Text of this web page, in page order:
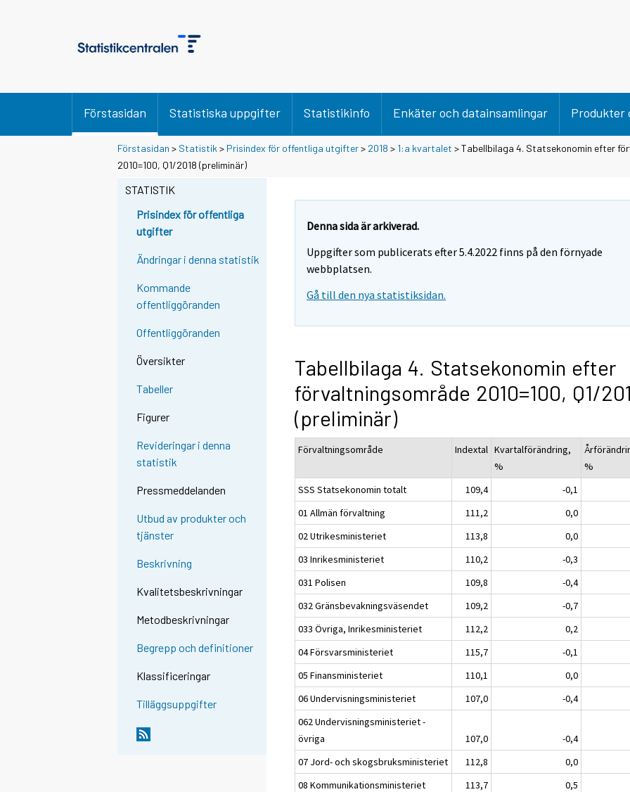
Förstasidan Statistiska uppgifter Statistikinfo Enkäter och datainsamlingar Produkter
Förstasidan > Statistik > Prisindex för offentliga utgifter> 2018 > 1:a kvartalet > Tabellbilaga 4. Statsekonomin efter
2010=100, Q1/2018 (preliminär)
STATISTIK
Prisindex för offentliga
utgifter
Ändringar i denna statistik
Kommande
offentliggöranden
Offentliggöranden
Översikter
Tabeller
Figurer
Revideringar i denna
statistik
Pressmeddelanden
Utbud av produkter och
tjänster
Beskrivning
Kvalitetsbeskrivningar
Metodbeskrivningar
Begrepp och definitioner
Klassificeringar
Tilläggsuppgifter
Denna sida är arkiverad.
Uppgifter som publicerats efter 5.4.2022 finns på den förnyade
webbplatsen.
Gå till den nya statistiksidan.
Tabellbilaga 4. Statsekonomin efter
förvaltningsområde 2010=100, Q1/
(preliminär)
Förvaltningsområde Indextal Kvartalförändring,
%
%
SSS Statsekonomin totalt
109,4
-0,1
01 Allmän förvaltning
111,2
0,0
02 Utrikesministeriet
113,8
0,0
03 Inrikesministeriet
110,2
-0,3
031 Polisen
109,8
-0,4
032 Gränsbevakningsväsendet
109,2
-0,7
033 Övriga, Inrikesministeriet
112,2
0,2
04 Försvarsministeriet
115,7
-0,1
05 Finansministeriet
110,1
0,0
06 Undervisningsministeriet
107,0
-0,4
062 Undervisningsministeriet -
övriga
107,0
-0,4
07 Jord- och skogsbruksministeriet
112,8
0,0
08 Kommunikationsministeriet
113,7
0,5